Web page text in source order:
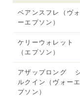
ベアンスフレ（ヴォ
ーエプソン）
ケリーウォレット
（エプソン）
アザップロング
ルクイン（ヴォーエ
プソン）